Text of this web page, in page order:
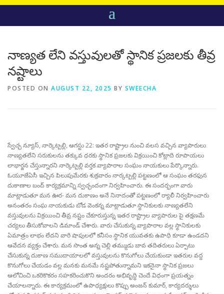
నాణ్యత లేని వస్తువులతో స్థానిక ప్రజలకు తీవ్ర
నష్టాలు
POSTED ON AUGUST 22, 2025 BY SWEECHA
స్వేచ్ఛ న్యూస్, నార్కెట్పల్లి, ఆగస్టు 22: ఇతర రాష్ట్రాల నుంచి వలస వచ్చిన వ్యాపారులు
నాణ్యతలేని సరుకులను తక్కువ ధరకు స్థానిక ప్రజలకు విక్రయించి కోట్లాది రూపాయలు
లాభార్జన చేస్తున్నారని నార్కెట్పల్లి వర్తక వ్యాపారాల సంఘం నాయకులు పేర్కొన్నారు.
ఓయూజేఏసీ ఇచ్చిన పిలుపుమేరకు శుక్రవారం నార్కట్పల్లి పట్టణంలో ఆ సంఘం తరఫున
దుకాణాల బంద్ కార్యక్రమాన్ని స్వచ్ఛందంగా నిర్వహించారు. ఈ సందర్భంగా వారు
మాట్లాడుతూ మన ఊర- మన దుకాణం అనే నినాదంతో పట్టణంలో ర్యాలీ నిర్వహించారు
అనంతరం సంఘ నాయకుడు బోడ వెంకన్న మాట్లాడుతూ స్థానికులకు నాణ్యతలేని
వస్తువులను విక్రయించి తీవ్ర నష్టం చేకూరుస్తున్న ఇతర రాష్ట్రాల వ్యాపారుల పై తక్షణమే
చర్యలు తీసుకోవాలని డిమాండ్ చేశారు. వారు చేసుకున్న వ్యాపారాల వల్ల స్థానికులకు
ఏమాత్రం లాభం లేదని వారి షాపులలో కనీసం స్థానిక యువతకు ఉపాధి కూడా ఉండదని
ఆవేదన వ్యక్తం చేశారు. మన సొంత అన్న చెల్లి తమ్ముడు బావ తదితరులు ఏర్పాటు
చేసుకున్న దుకాణ సముదాయాలలో వస్తువులను కొనుగోలు చేయకుండా ఇతరుల వద్ద
కొనుగోలు చేయడం వల్ల మనకు మనమే నష్టపోతున్నామని ఇకనైనా స్థానిక ప్రజలు
ఆలోచించి ఒకరికొకరం సహకరించుకొని అందరం అభివృద్ధి చెందే విధంగా ప్రయత్నం
చేయాలన్నారు. ఈ కార్యక్రమంలో ఉపాధ్యక్షులు కొప్పు అంజన్ కుమార్, కార్యదర్శులు